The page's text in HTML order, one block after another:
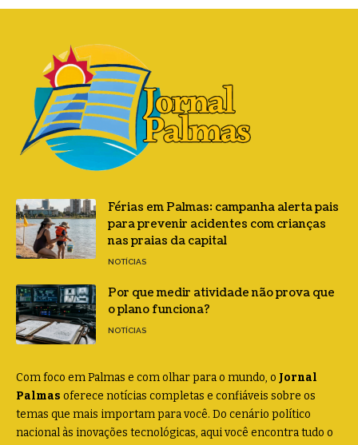
Férias em Palmas: campanha alerta pais
para prevenir acidentes com crianças
nas praias da capital
NOTÍCIAS
Por que medir atividade não prova que
o plano funciona?
NOTÍCIAS
Com foco em Palmas e com olhar para o mundo, o Jornal
Palmas oferece notícias completas e confiáveis sobre os
temas que mais importam para você. Do cenário político
nacional às inovações tecnológicas, aqui você encontra tudo o